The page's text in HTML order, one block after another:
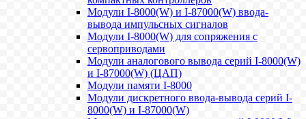
Модули I-8000(W) и I-87000(W) ввода-
вывода импульсных сигналов
Модули I-8000(W) для сопряжения с
сервоприводами
Модули аналогового вывода серий I-8000(W)
и I-87000(W) (ЦАП)
Модули памяти I-8000
Модули дискретного ввода-вывода серий I-
8000(W) и I-87000(W)